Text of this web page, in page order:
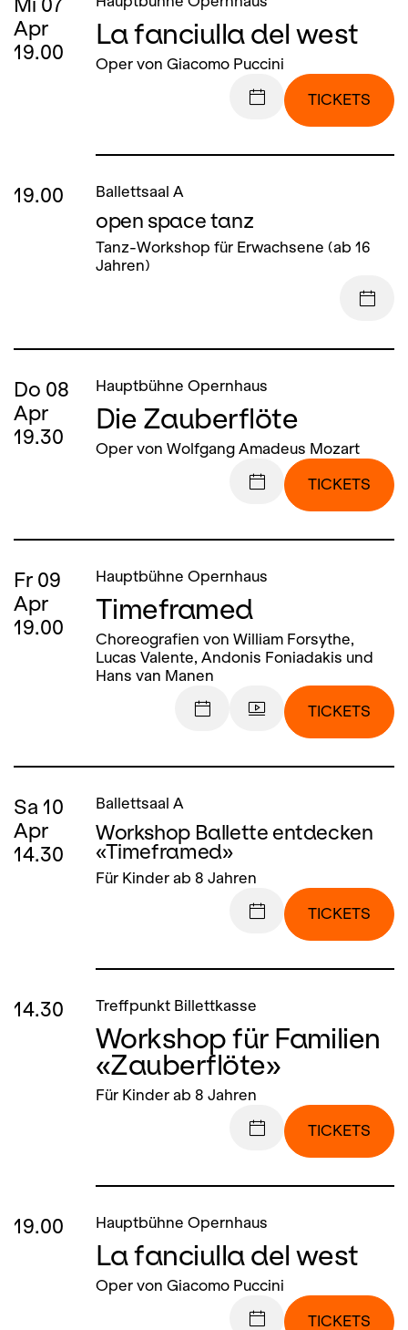
Apr
19.00
La fanciulla del west
Oper von Giacomo Puccini
TICKETS
19.00 Ballettsaal A
open space tanz
Tanz-Workshop für Erwachsene (ab 16
Jahren)
Do 08
Apr
19.30
Hauptbühne Opernhaus
Die Zauberflöte
Oper von Wolfgang Amadeus Mozart
TICKETS
Fr 09
Apr
19.00
Hauptbühne Opernhaus
Timeframed
Choreografien von William Forsythe,
Lucas Valente, Andonis Foniadakis und
Hans van Manen
TICKETS
Sa 10
Apr
14.30
Ballettsaal A
Workshop Ballette entdecken
«Timeframed»
Für Kinder ab 8 Jahren
TICKETS
14.30 Treffpunkt Billettkasse
Workshop für Familien
«Zauberflöte»
Für Kinder ab 8 Jahren
TICKETS
19.00 Hauptbühne Opernhaus
La fanciulla del west
Oper von Giacomo Puccini
TICKETS